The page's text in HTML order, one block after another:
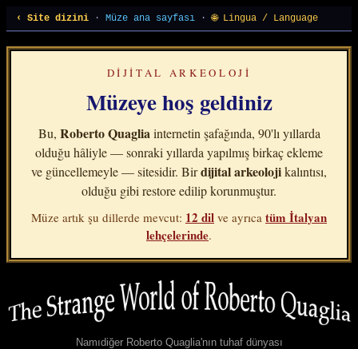
‹ Site dizini · Müze ana sayfası ·🌐 Lingua / Language
DIJITAL ARKEOLOJI
Müzeye hoş geldiniz
Bu, Roberto Quaglia internetin şafağında, 90'lı yıllarda
olduğu hâliyle — sonraki yıllarda yapılmış birkaç ekleme
ve güncellemeyle — sitesidir. Birdijital arkeolojikalıntısı,
olduğu gibi restore edilip korunmuştur.
Müze artık şu dillerde mevcut: 12 dil ve ayrıca tüm İtalyan
lehçelerinde.
Namıdiğer Roberto Quaglia'nın tuhaf dünyası